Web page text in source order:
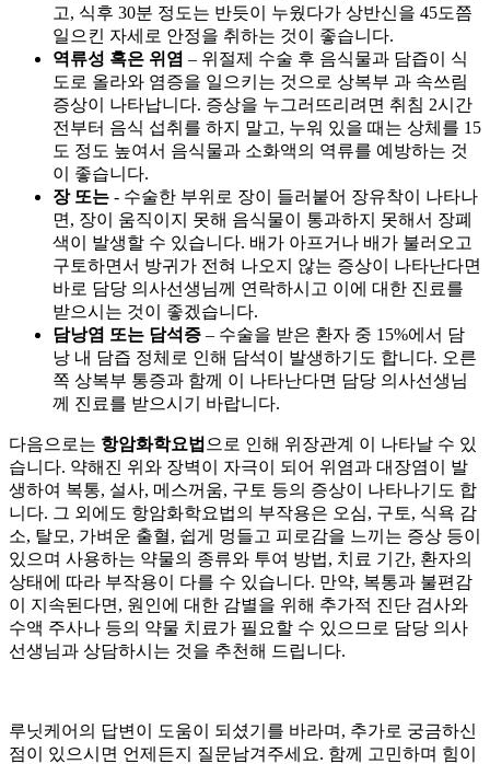
고, 식후 30분 정도는 반듯이 누웠다가 상반신을 45도쯤
일으킨 자세로 안정을 취하는 것이 좋습니다.
역류성 혹은 위염 – 위절제 수술 후 음식물과 담즙이 식
도로 올라와 염증을 일으키는 것으로 상복부 과 속쓰림
증상이 나타납니다. 증상을 누그러뜨리려면 취침 2시간
전부터 음식 섭취를 하지 말고, 누워 있을 때는 상체를 15
도 정도 높여서 음식물과 소화액의 역류를 예방하는 것
이 좋습니다.
장또는 - 수술한 부위로 장이 들러붙어 장유착이 나타나
면, 장이 움직이지 못해 음식물이 통과하지 못해서 장폐
색이 발생할 수 있습니다. 배가 아프거나 배가 불러오고
구토하면서 방귀가 전혀 나오지 않는 증상이 나타난다면
바로 담당 의사선생님께 연락하시고 이에 대한 진료를
받으시는 것이 좋겠습니다.
담낭염 또는 담석증 – 수술을 받은 환자 중 15%에서 담
낭 내 담즙 정체로 인해 담석이 발생하기도 합니다. 오른
쪽 상복부 통증과 함께 이 나타난다면 담당 의사선생님
께 진료를 받으시기 바랍니다.
다음으로는 항암화학요법 으로 인해 위장관계 이 나타날 수 있
습니다. 약해진 위와 장벽이 자극이 되어 위염과 대장염이 발
생하여 복통, 설사, 메스꺼움, 구토 등의 증상이 나타나기도 합
니다. 그 외에도 항암화학요법의 부작용은 오심, 구토, 식욕 감
소, 탈모, 가벼운 출혈, 쉽게 멍들고 피로감을 느끼는 증상 등이
있으며 사용하는 약물의 종류와 투여 방법, 치료 기간, 환자의
상태에 따라 부작용이 다를 수 있습니다. 만약, 복통과 불편감
이 지속된다면, 원인에 대한 감별을 위해 추가적 진단 검사와
수액 주사나 등의 약물 치료가 필요할 수 있으므로 담당 의사
선생님과 상담하시는 것을 추천해 드립니다.
루닛케어의 답변이 도움이 되셨기를 바라며, 추가로 궁금하신
점이 있으시면 언제든지 질문남겨주세요. 함께 고민하며 힘이